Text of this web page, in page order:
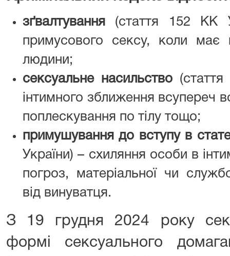
зґвалтування (стаття 152 КК
примусового сексу, коли має
людини;
сексуальне насильство
інтимного зближення всупереч
поплескування по тілу тощо;
примушування до вступу в
України) – схиляння особи в
погроз, матеріальної чи
від винуватця.
З 19 грудня 2024 року
формі сексуального